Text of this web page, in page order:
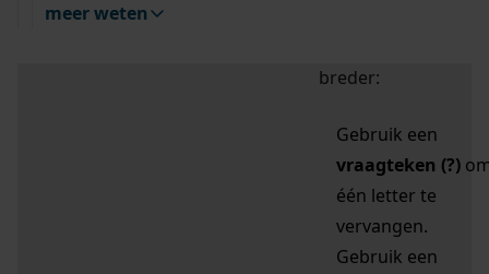
meer weten
breder:
Gebruik een
vraagteken (?)
één letter te
vervangen.
Gebruik een